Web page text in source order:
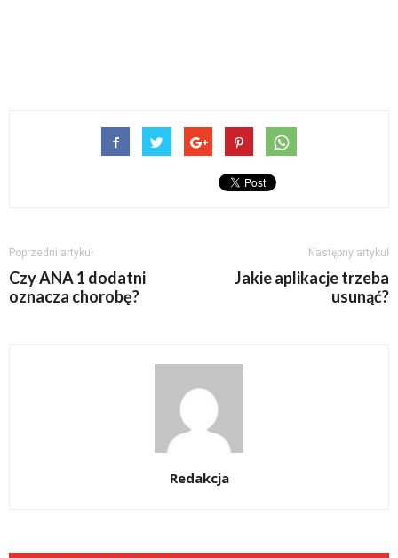
Poprzedni artykuł
Czy ANA 1 dodatni
oznacza chorobę?
Następny artykuł
Jakie aplikacje trzeba
usunąć?
Redakcja